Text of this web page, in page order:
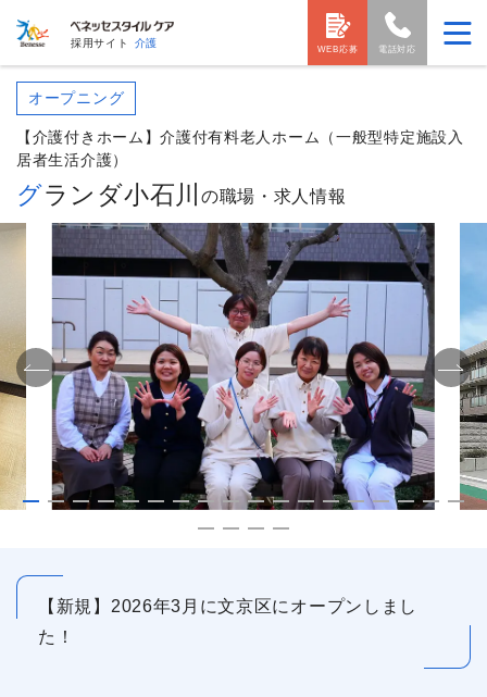
採用サイト 介護
電話対応
WEB応募
オープニング
【介護付きホーム】介護付有料老人ホーム（一般型特定施設入
居者生活介護）
グランダ小石川 の職場・求人情報
【新規】2026年3月に文京区にオープンしまし
た！